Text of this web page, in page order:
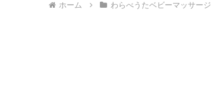
ホーム わらべうたベビーマッサージ